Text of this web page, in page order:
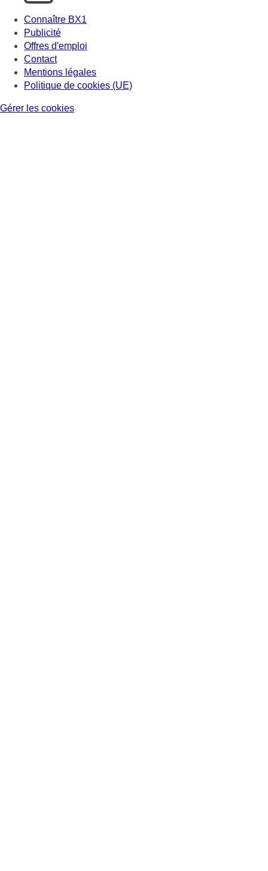
Connaître BX1
Publicité
Offres d'emploi
Contact
Mentions légales
Politique de cookies (UE)
Gérer les cookies